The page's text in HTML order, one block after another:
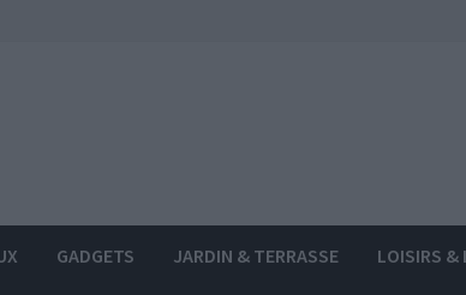
GADGETS JARDIN & TERRASSE LOISIRS &